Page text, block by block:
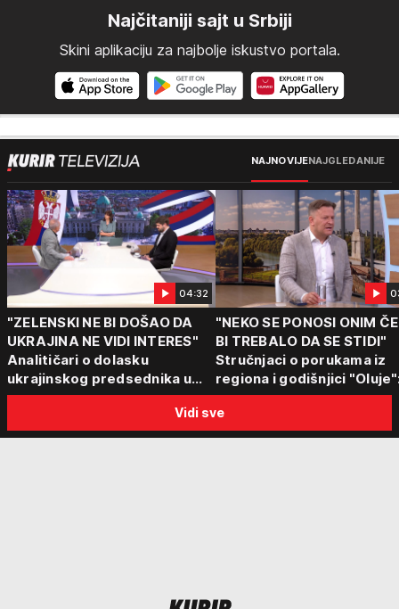
Najčitaniji sajt u Srbiji
Skini aplikaciju za najbolje iskustvo portala.
NAJNOVIJENAJGLEDANIJE
04:32
"ZELENSKI NE BI DOŠAO DA
UKRAJINA NE VIDI INTERES"
Analitičari o dolasku
ukrajinskog predsednika u
Beograd: "Srbija može da
"NEKO SE PONOSI ONIM
BI TREBALO DA SE STIDI"
Stručnjaci o porukama iz
regiona i godišnjici
"Ponos na stradanje je
anticivilizacijska poruka"
Vidi sve